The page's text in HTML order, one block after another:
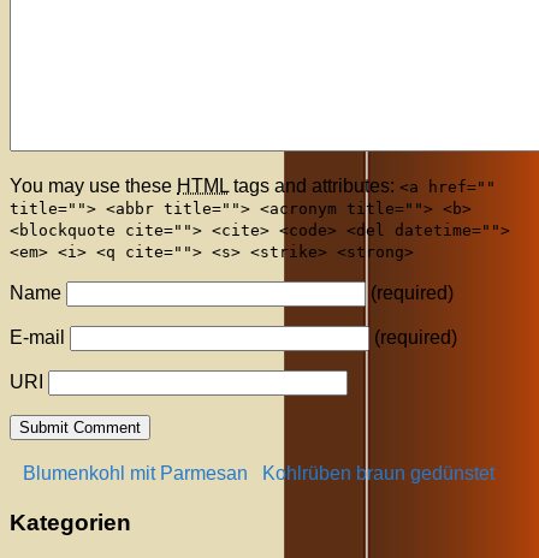
You may use these HTML tags and attributes: <a href=""
title=""> <abbr title=""> <acronym title=""> <b>
<blockquote cite=""> <cite> <code> <del datetime="">
<em> <i> <q cite=""> <s> <strike> <strong>
Name (required)
E-mail (required)
URI
Blumenkohl mit Parmesan Kohlrüben braun gedünstet
Kategorien